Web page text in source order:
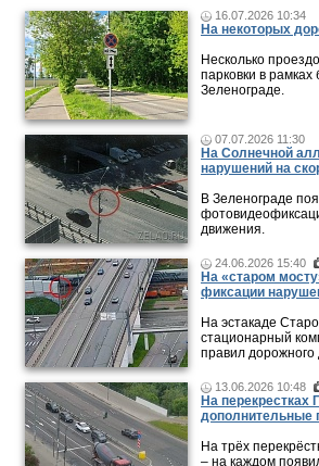
16.07.2026 10:34
На некоторых
Несколько
парковки в
Зеленограде.
07.07.2026 11:30
На Солнечной
нарушений на
В Зеленограде
движения.
24.06.2026 15:40
На «старом
фиксации
На эстакаде
стационарный
правил дорожного
13.06.2026 10:48
На перекрестках
дополнительные
На трёх
– на каждом